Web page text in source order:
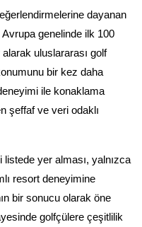
dayanan
genelinde ilk 100
uluslararası golf
bir kez daha
ile konaklama
şeffaf ve veri odaklı
listede yer alması, yalnızca
resort deneyimine
bir sonucu olarak öne
golfçülere çeşitlilik